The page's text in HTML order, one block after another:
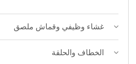
غشاء وظيفي وقماش ملصق
الخطاف والحلقة